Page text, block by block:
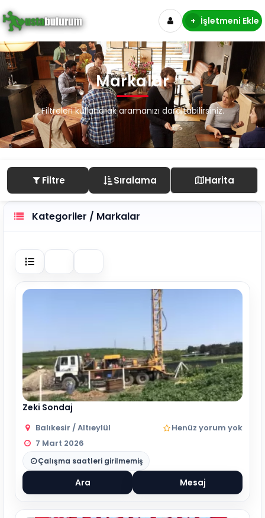
+ İşletmeni Ekle
Markalar
Filtreleri kullanarak aramanızı daraltabilirsiniz.
Filtre Sıralama Harita
Kategoriler / Markalar
Zeki Sondaj
Balıkesir / Altıeylül
Henüz yorum yok
7 Mart 2026
Çalışma saatleri girilmemiş
Ara Mesaj